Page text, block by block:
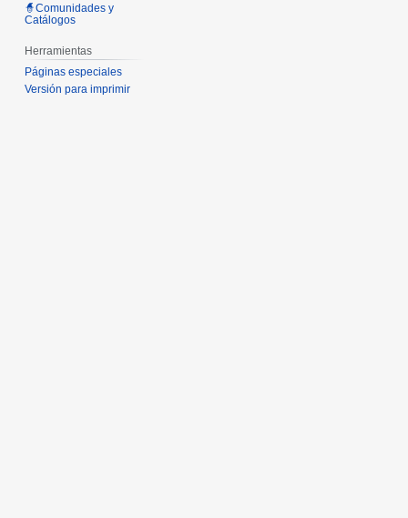
🧙Comunidades y
Catálogos
Herramientas
Páginas especiales
Versión para imprimir